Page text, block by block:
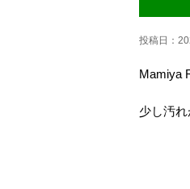
投稿日：
Mamiya
少し汚れ